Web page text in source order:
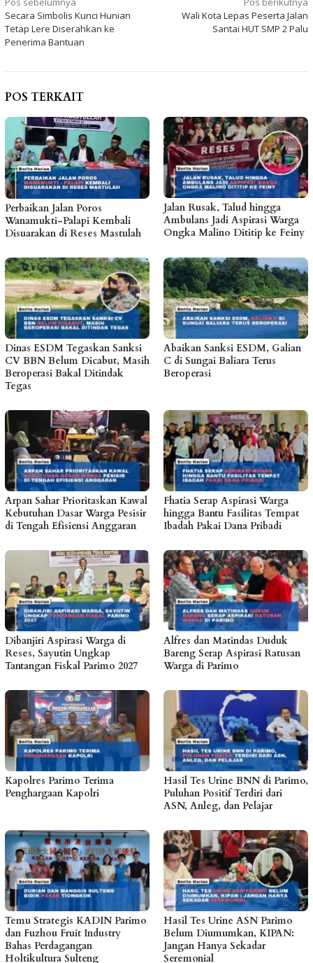
pos
Secara Simbolis Kunci Hunian
Tetap Lere Diserahkan ke
Penerima Bantuan
Wali Kota Lepas Peserta Jalan
Santai HUT SMP 2 Palu
POS TERKAIT
Perbaikan Jalan Poros
Wanamukti-Palapi Kembali
Disuarakan di Reses Mastulah
Jalan Rusak, Talud hingga
Ambulans Jadi Aspirasi Warga
Ongka Malino Dititip ke Feiny
Dinas ESDM Tegaskan Sanksi
CV BBN Belum Dicabut, Masih
Beroperasi Bakal Ditindak
Tegas
Abaikan Sanksi ESDM, Galian
C di Sungai Baliara Terus
Beroperasi
Arpan Sahar Prioritaskan Kawal
Kebutuhan Dasar Warga Pesisir
di Tengah Efisiensi Anggaran
Fhatia Serap Aspirasi Warga
hingga Bantu Fasilitas Tempat
Ibadah Pakai Dana Pribadi
Dibanjiri Aspirasi Warga di
Reses, Sayutin Ungkap
Tantangan Fiskal Parimo 2027
Alfres dan Matindas Duduk
Bareng Serap Aspirasi Ratusan
Warga di Parimo
Kapolres Parimo Terima
Penghargaan Kapolri
Hasil Tes Urine BNN di Parimo,
Puluhan Positif Terdiri dari
ASN, Anleg, dan Pelajar
Temu Strategis KADIN Parimo
dan Fuzhou Fruit Industry
Bahas Perdagangan
Holtikultura Sulteng
Hasil Tes Urine ASN Parimo
Belum Diumumkan, KIPAN:
Jangan Hanya Sekadar
Seremonial